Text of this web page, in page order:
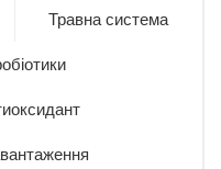
Травна система